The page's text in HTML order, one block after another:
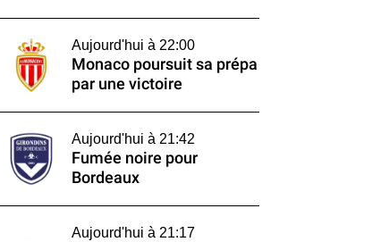
Aujourd'hui à 22:00
Monaco poursuit sa prépa
par une victoire
Aujourd'hui à 21:42
Fumée noire pour
Bordeaux
Aujourd'hui à 21:17